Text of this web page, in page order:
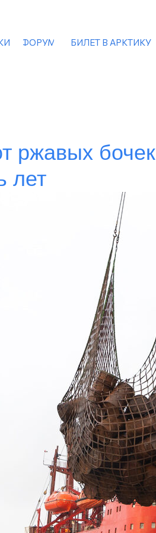
ФОРУМ БИЛЕТ В АРКТИКУ
ржавых бочек
лет